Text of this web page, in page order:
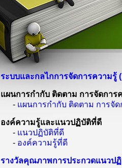
ระบบและกลไกการจัดการความรู้
แผนการกำกับ ติดตาม การจัดการ
- แผนการกำกับ ติดตาม การจั
องค์ความรู้และแนวปฏิบัติที่ดี
- แนวปฏิบัติที่ดี
- องค์ความรู้ที่ดี
รางวัลคุณภาพการประกวดแนวป